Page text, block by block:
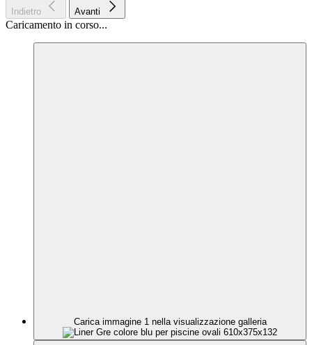
Indietro Avanti
Caricamento in corso...
Carica immagine 1 nella visualizzazione galleria